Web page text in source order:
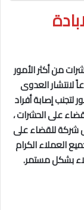
من أكثر الأمور
لانتشار العدوى
لتجنب إصابة أفراد
على الحشرات ،
للقضاء على
العملاء الكرام
بشكل مستمر.